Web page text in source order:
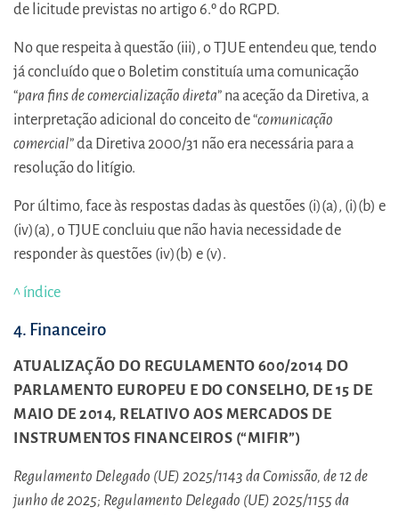
de licitude previstas no artigo 6.º do RGPD.
No que respeita à questão (iii), o TJUE entendeu que, tendo
já concluído que o Boletim constituía uma comunicação
“para fins de comercialização direta” na aceção da Diretiva, a
interpretação adicional do conceito de “comunicação
comercial” da Diretiva 2000/31 não era necessária para a
resolução do litígio.
Por último, face às respostas dadas às questões (i)(a), (i)(b) e
(iv)(a), o TJUE concluiu que não havia necessidade de
responder às questões (iv)(b) e (v).
^ índice
4. Financeiro
ATUALIZAÇÃO DO REGULAMENTO 600/2014 DO
PARLAMENTO EUROPEU E DO CONSELHO, DE 15 DE
MAIO DE 2014, RELATIVO AOS MERCADOS DE
INSTRUMENTOS FINANCEIROS (“MIFIR”)
Regulamento Delegado (UE) 2025/1143 da Comissão, de 12 de
junho de 2025; Regulamento Delegado (UE) 2025/1155 da